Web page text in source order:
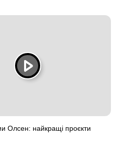
Олсен: найкращі проєкти